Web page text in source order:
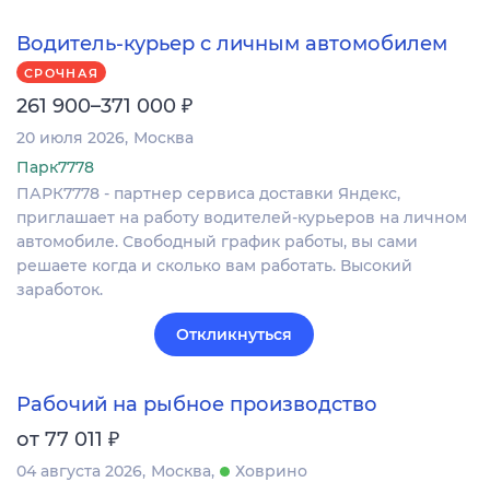
Водитель-курьер с личным автомобилем
СРОЧНАЯ
261 900–371 000 ₽
20 июля 2026 Москва
Парк7778
ПАРК7778 - партнер сервиса доставки Яндекс,
приглашает на работу водителей-курьеров на личном
автомобиле. Свободный график работы, вы сами
решаете когда и сколько вам работать. Высокий
заработок.
Откликнуться
Рабочий на рыбное производство
от 77 011 ₽
04 августа 2026 Москва
Ховрино